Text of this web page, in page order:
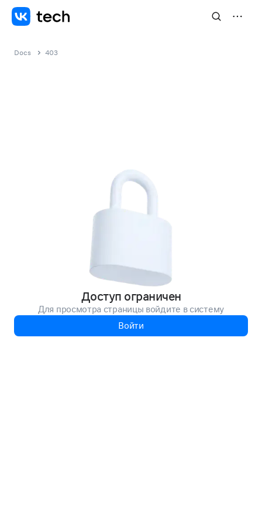
Docs 403
Доступ ограничен
Для просмотра страницы войдите в систему
Войти